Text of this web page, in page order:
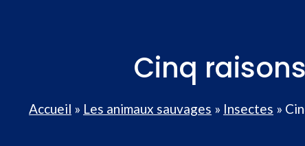
Cinq
Accueil » Les animaux sauvages » Insectes »